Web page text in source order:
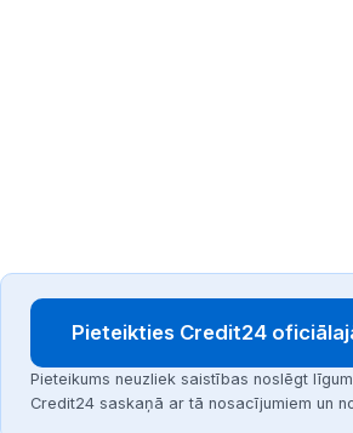
Pieteikties Credit24
Pieteikums neuzliek saistības noslēgt
Credit24 saskaņā ar tā nosacījumiem un